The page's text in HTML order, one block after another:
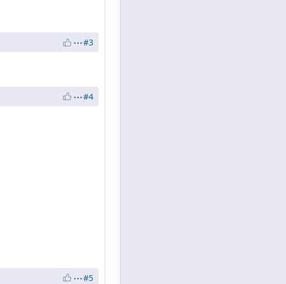
#3
#4
#5